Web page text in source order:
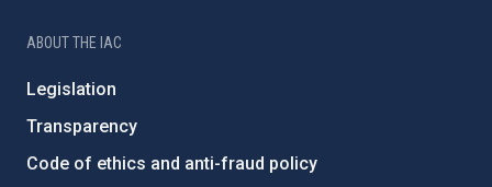
ABOUT THE IAC
Legislation
Transparency
Code of ethics and anti-fraud policy